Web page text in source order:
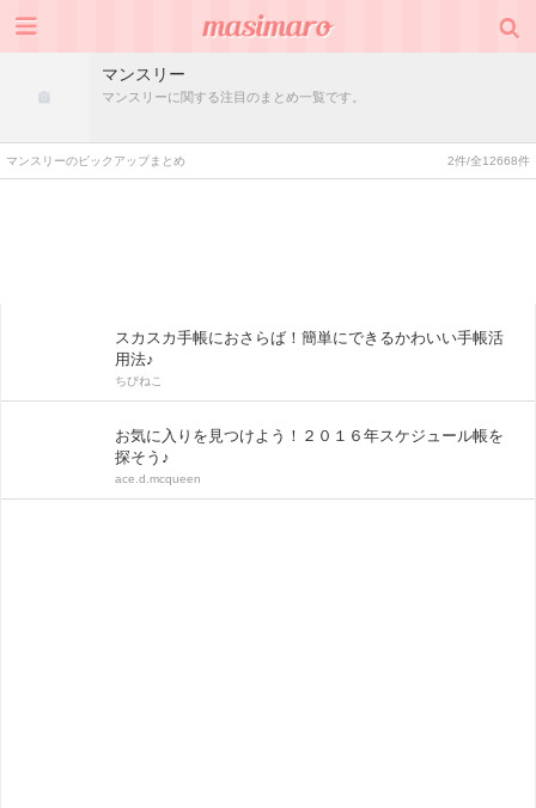
マンスリー
マンスリーに関する注目のまとめ一覧です。
マンスリーのピックアップまとめ 2件/全12668件
スカスカ手帳におさらば！簡単にできるかわいい手帳活
用法♪
ちびねこ
お気に入りを見つけよう！２０１６年スケジュール帳を
探そう♪
ace.d.mcqueen